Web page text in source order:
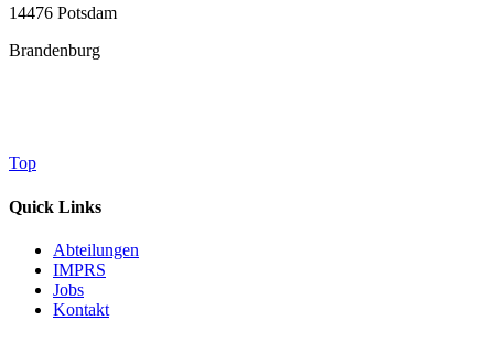
14476 Potsdam
Brandenburg
Top
Quick Links
Abteilungen
IMPRS
Jobs
Kontakt